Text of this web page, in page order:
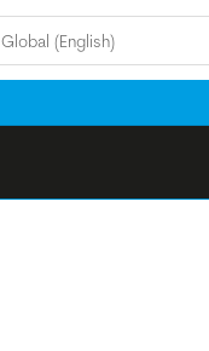
Global (English)